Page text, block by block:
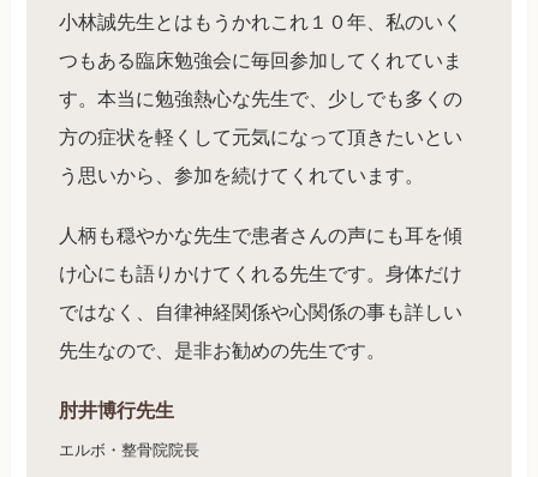
小林誠先生とはもうかれこれ１０年、私のいく
つもある臨床勉強会に毎回参加してくれていま
す。本当に勉強熱心な先生で、少しでも多くの
方の症状を軽くして元気になって頂きたいとい
う思いから、参加を続けてくれています。
人柄も穏やかな先生で患者さんの声にも耳を傾
け心にも語りかけてくれる先生です。身体だけ
ではなく、自律神経関係や心関係の事も詳しい
先生なので、是非お勧めの先生です。
肘井博行先生
エルボ・整骨院院長